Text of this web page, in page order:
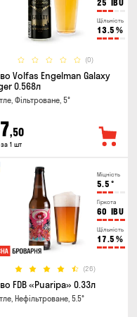
25 IBU
Щільність
13.5 %
(0)
Volfas Engelman Galaxy
0.568л
Фільтроване, 5°
,50
1 шт
Міцність
5.5 °
Гіркота
60 IBU
Щільність
17.5 %
(26)
FDB «Puaripa» 0.33л
Нефільтроване, 5.5°